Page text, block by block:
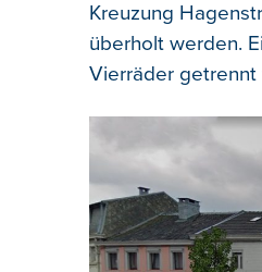
Kreuzung
überholt werden.
Vierräder getrennt